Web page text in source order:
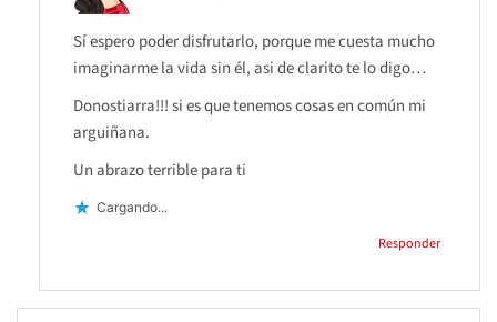
Sí espero poder disfrutarlo, porque me cuesta mucho
imaginarme la vida sin él, asi de clarito te lo digo…
Donostiarra!!! si es que tenemos cosas en común mi
arguiñana.
Un abrazo terrible para ti
Cargando...
Responder